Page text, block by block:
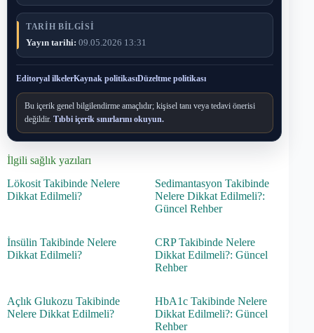
TARIH BILGISI
Yayın tarihi: 09.05.2026 13:31
Editoryal ilkelerKaynak politikasıDüzeltme politikası
Bu içerik genel bilgilendirme amaçlıdır; kişisel tanı veya tedavi önerisi
değildir. Tıbbi içerik sınırlarını okuyun.
İlgili sağlık yazıları
Lökosit Takibinde Nelere
Dikkat Edilmeli?
Sedimantasyon Takibinde
Nelere Dikkat Edilmeli?:
Güncel Rehber
İnsülin Takibinde Nelere
Dikkat Edilmeli?
CRP Takibinde Nelere
Dikkat Edilmeli?: Güncel
Rehber
Açlık Glukozu Takibinde
Nelere Dikkat Edilmeli?
HbA1c Takibinde Nelere
Dikkat Edilmeli?: Güncel
Rehber